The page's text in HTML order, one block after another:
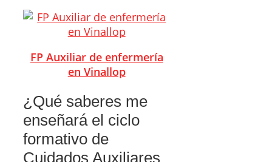
FP Auxiliar de enfermería
en Vinallop
¿Qué saberes me
enseñará el ciclo
formativo de
Cuidados Auxiliares